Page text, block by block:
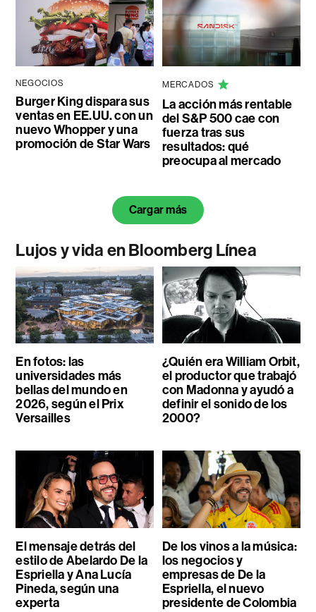
NEGOCIOS
Burger King dispara sus
ventas en EE.UU. con un
nuevo Whopper y una
promoción de Star Wars
MERCADOS
La acción más rentable
del S&P 500 cae con
fuerza tras sus
resultados: qué
preocupa al mercado
Cargar más
Lujos y vida en Bloomberg Línea
En fotos: las
universidades más
bellas del mundo en
2026, según el Prix
Versailles
¿Quién era William Orbit,
el productor que trabajó
con Madonna y ayudó a
definir el sonido de los
2000?
El mensaje detrás del
estilo de Abelardo De la
Espriella y Ana Lucía
Pineda, según una
experta
De los vinos a la música:
los negocios y
empresas de De la
Espriella, el nuevo
presidente de Colombia